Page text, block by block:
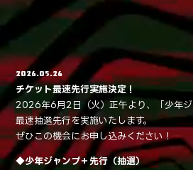
2026.05.26
チケット最速先行実施決定！
2026年6月2日（火）正午より、「少年
最速抽選先行を実施いたします。
ぜひこの機会にお申し込みください！
◆少年ジャンプ＋先行（抽選）